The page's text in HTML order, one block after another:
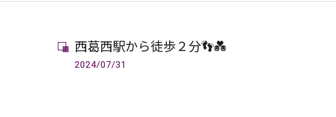
西葛西駅から徒歩２分👣💑
2024/07/31